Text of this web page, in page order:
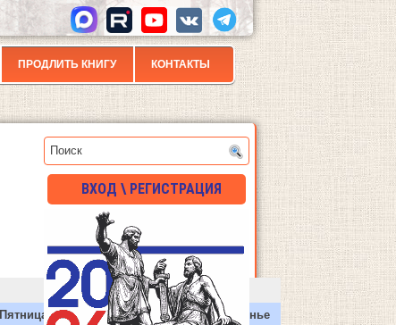
ПРОДЛИТЬ КНИГУ КОНТАКТЫ
Пятница СбСуббота ВсВоскресенье
ВХОД \ РЕГИСТРАЦИЯ